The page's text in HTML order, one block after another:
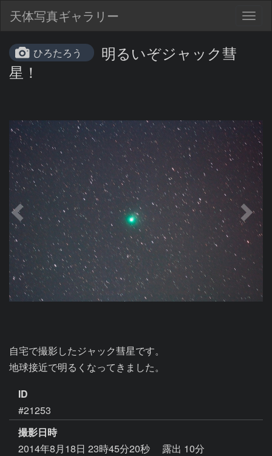
天体写真ギャラリー
ひろたろう
明るいぞジャック彗
星！
自宅で撮影したジャック彗星です。
地球接近で明るくなってきました。
ID
#21253
撮影日時
2014年8月18日 23時45分20秒
露出 10分